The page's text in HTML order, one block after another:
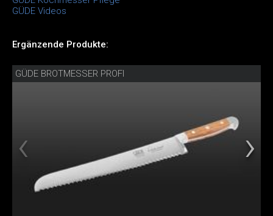
GÜDE Videos
Ergänzende Produkte:
GÜDE BROTMESSER PROFI